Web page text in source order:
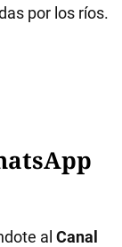
por los ríos.
al Canal